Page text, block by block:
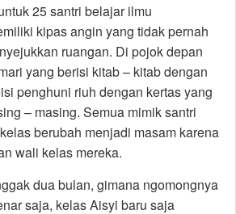
25 santri belajar ilmu
kipas angin yang tidak pernah
ruangan. Di pojok depan
yang berisi kitab – kitab dengan
penghuni riuh dengan kertas yang
– masing. Semua mimik santri
berubah menjadi masam karena
wali kelas mereka.
dua bulan, gimana ngomongnya
saja, kelas Aisyi baru saja